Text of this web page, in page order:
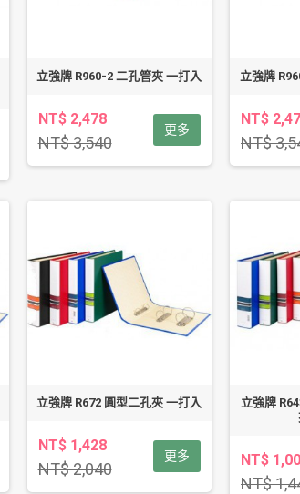
立強牌 R960-2 二孔管夾 一打入
NT$ 2,478
NT$ 3,540
更多
立強牌
NT$
NT$
立強牌 R672 圓型二孔夾 一打入
NT$ 1,428
NT$ 2,040
更多
立強牌
NT$
NT$